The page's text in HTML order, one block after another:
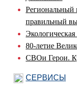
Региональный
правильный
Экологическая
80-летие
СВОи Герои.
СЕРВИСЫ